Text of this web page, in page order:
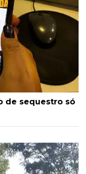
de sequestro só